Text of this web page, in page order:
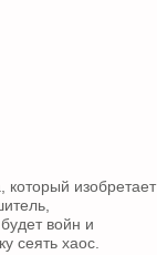
изобретает
войн и
сеять хаос.